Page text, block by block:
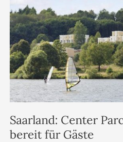
Saarland: Center
bereit für Gäste